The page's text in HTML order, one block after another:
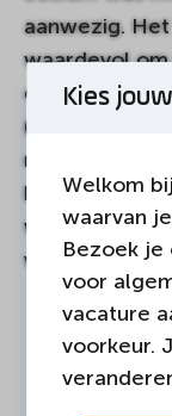
aanwezig.
waardevol
organisaties,
(opnieuw)
mensen
werken om
voor de
Kies
Welkom
waarvan
Bezoek
voor
vacature
voorkeur.